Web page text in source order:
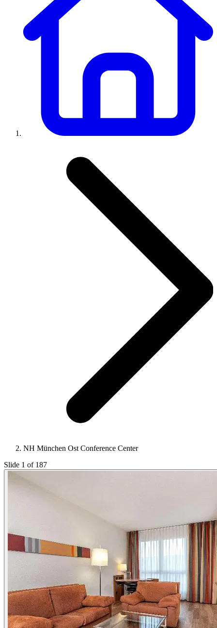
NH München Ost Conference Center
Slide 1 of 187